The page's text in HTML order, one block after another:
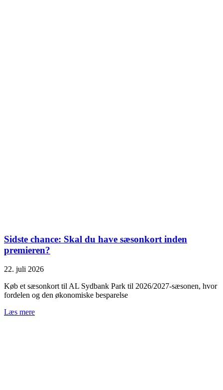
Sidste chance: Skal du have sæsonkort inden
premieren?
22. juli 2026
Køb et sæsonkort til AL Sydbank Park til 2026/2027-sæsonen, hvor
fordelen og den økonomiske besparelse
Læs mere